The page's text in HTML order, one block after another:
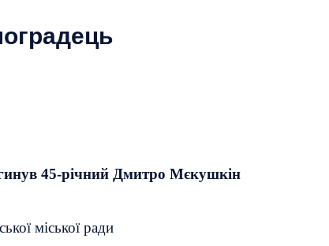
45-річний Дмитро Мєкушкін
міської ради